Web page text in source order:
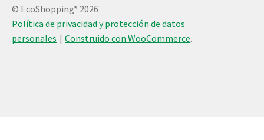
© EcoShopping* 2026
Política de privacidad y protección de datos
personales
Construido con WooCommerce.